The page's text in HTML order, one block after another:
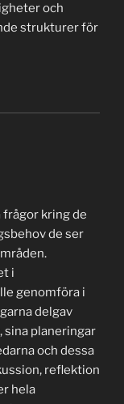
och
strukturer för
kring de
de ser
i
genomföra i
delgav
planeringar
och dessa
reflektion
hela